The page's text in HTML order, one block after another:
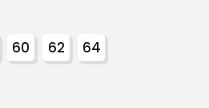
60 62 64